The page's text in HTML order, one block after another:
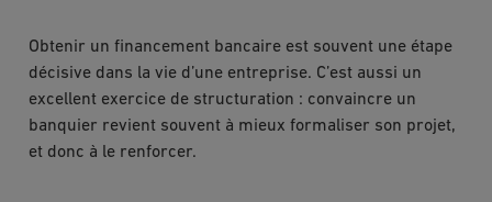
Obtenir un financement bancaire est souvent une étape
décisive dans la vie d’une entreprise. C’est aussi un
excellent exercice de structuration : convaincre un
banquier revient souvent à mieux formaliser son projet,
et donc à le renforcer.